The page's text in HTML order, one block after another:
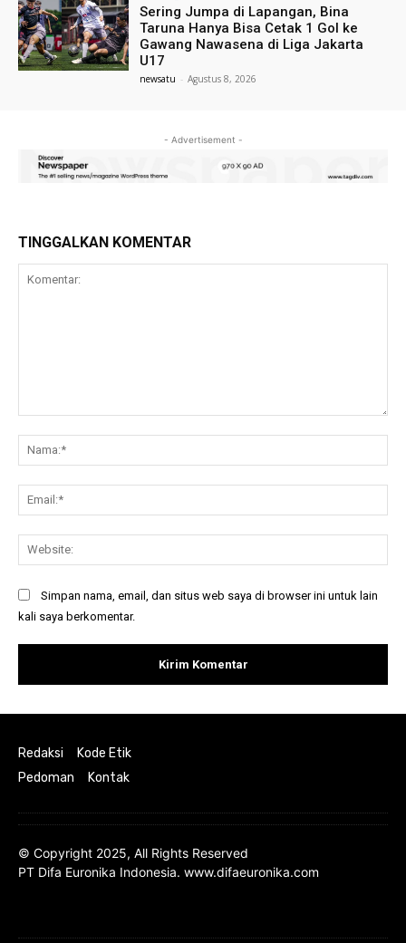
Sering Jumpa di Lapangan, Bina
Taruna Hanya Bisa Cetak 1 Gol ke
Gawang Nawasena di Liga Jakarta
U17
newsatu - Agustus 8, 2026
- Advertisement -
TINGGALKAN KOMENTAR
Simpan nama, email, dan situs web saya di browser ini untuk lain
kali saya berkomentar.
Redaksi
Kode Etik
Pedoman
Kontak
© Copyright 2025, All Rights Reserved
PT Difa Euronika Indonesia. www.difaeuronika.com